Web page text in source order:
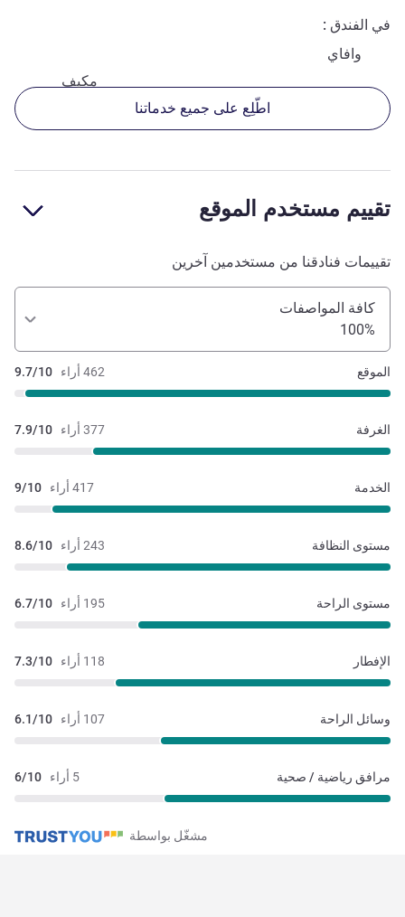
في الفندق
وافاي
مكيف
اطّلِع على جميع خدماتنا
تقييم مستخدم الموقع
تقييمات فنادقنا من مستخدمين آخرين
كافة المواصفات
100%
462 أراء 9.7/10 الموقع
377 أراء 7.9/10 الغرفة
417 أراء 9/10 الخدمة
243 أراء 8.6/10 مستوى النظافة
195 أراء 6.7/10 مستوى الراحة
118 أراء 7.3/10 الإفطار
107 أراء 6.1/10 وسائل الراحة
5 أراء 6/10 مرافق رياضية / صحية
مشغّل بواسطة